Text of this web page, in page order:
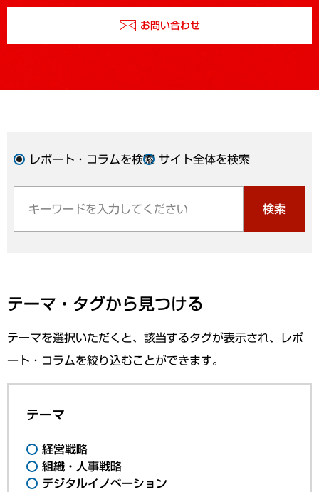
お問い合わせ
レポート・コラムを検索 サイト全体を検索
検索
テーマ・タグから見つける
テーマを選択いただくと、該当するタグが表示され、レポ
ート・コラムを絞り込むことができます。
テーマ
経営戦略
組織・人事戦略
デジタルイノベーション